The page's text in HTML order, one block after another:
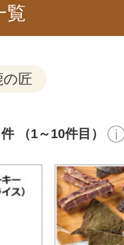
覧
の匠
件 （1～10件目）